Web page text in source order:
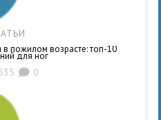
в пожилом возрасте: топ-10
для ног
K 0